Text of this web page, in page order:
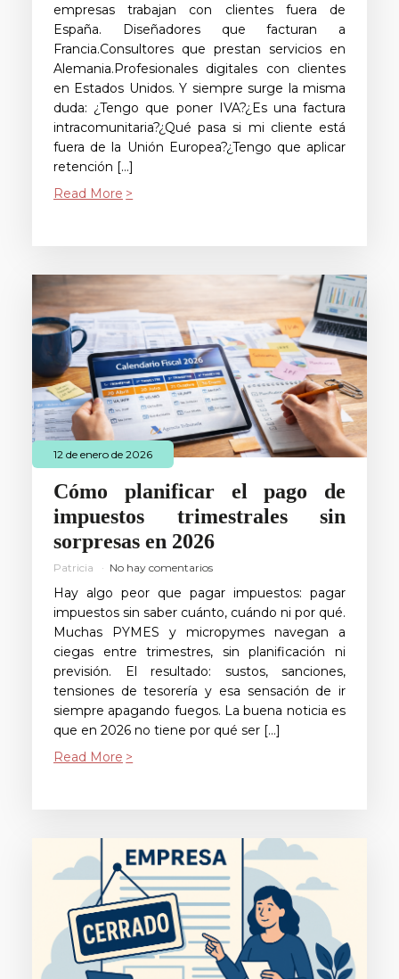
empresas trabajan con clientes fuera de
España. Diseñadores que facturan a
Francia.Consultores que prestan servicios en
Alemania.Profesionales digitales con clientes
en Estados Unidos. Y siempre surge la misma
duda: ¿Tengo que poner IVA?¿Es una factura
intracomunitaria?¿Qué pasa si mi cliente está
fuera de la Unión Europea?¿Tengo que aplicar
retención […]
Read More
12 de enero de 2026
Cómo planificar el pago de
impuestos trimestrales sin
sorpresas en 2026
Patricia No hay comentarios
Hay algo peor que pagar impuestos: pagar
impuestos sin saber cuánto, cuándo ni por qué.
Muchas PYMES y micropymes navegan a
ciegas entre trimestres, sin planificación ni
previsión. El resultado: sustos, sanciones,
tensiones de tesorería y esa sensación de ir
siempre apagando fuegos. La buena noticia es
que en 2026 no tiene por qué ser […]
Read More